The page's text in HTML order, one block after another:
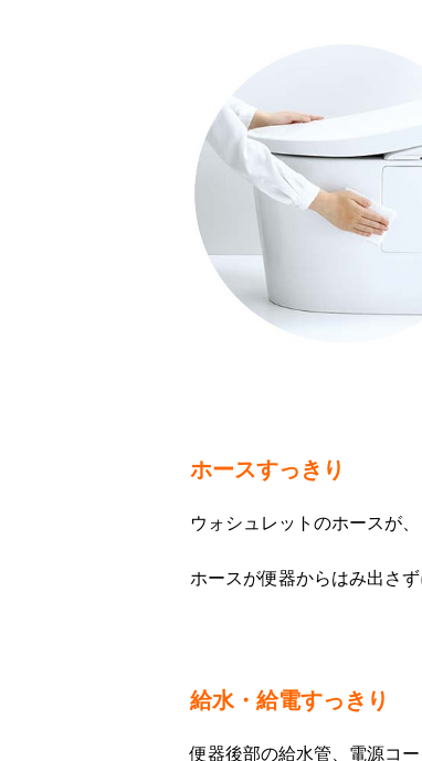
ホースすっきり
ウォシュレットのホースが
ホースが便器からはみ出さず
給水・給電すっきり
便器後部の給水管、電源コ